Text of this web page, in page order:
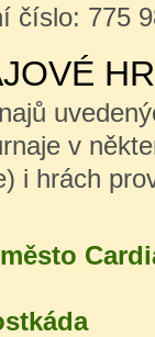
číslo: 775
v
i hrách